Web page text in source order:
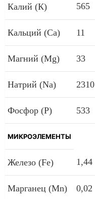
Калий (К) 565
Кальций (Са) 11
Магний (Mg) 33
Натрий (Na) 2310
Фосфор (P) 533
МИКРОЭЛЕМЕНТЫ
Железо (Fe) 1,44
Марганец (Mn) 0,02